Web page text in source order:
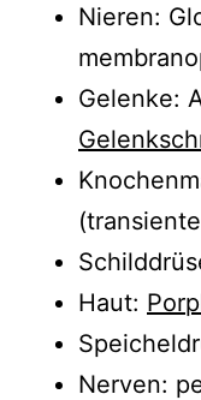
Nieren:
Gelenke:
Haut:
Nerven: